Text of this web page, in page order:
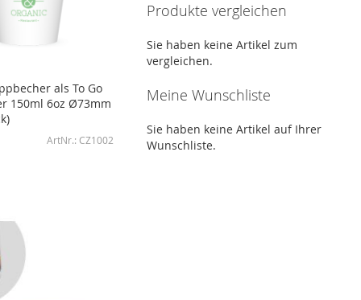
als To Go
150ml 6oz Ø73mm
CZ1002
Produkte vergleichen
Sie haben keine Artikel zum
vergleichen.
Meine Wunschliste
Sie haben keine Artikel auf Ihrer
Wunschliste.